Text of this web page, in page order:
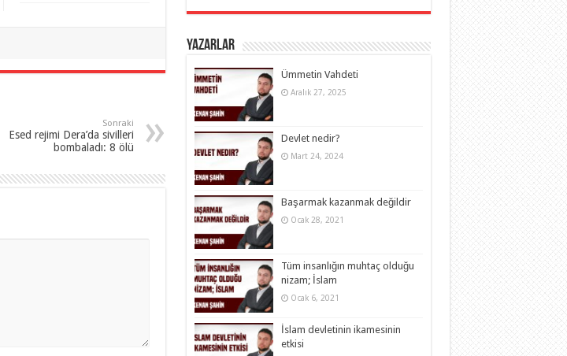
Sonraki
Esed rejimi Dera’da sivilleri
bombaladı: 8 ölü
Yazarlar
Ümmetin Vahdeti
Aralık 27, 2025
Devlet nedir?
Mart 24, 2024
Başarmak kazanmak değildir
Ocak 28, 2021
Tüm insanlığın muhtaç olduğu
nizam; İslam
Ocak 6, 2021
İslam devletinin ikamesinin
etkisi